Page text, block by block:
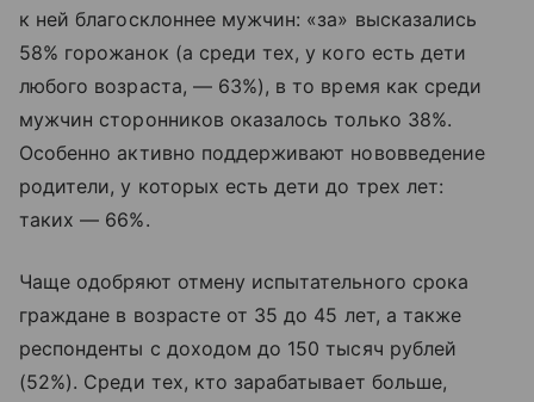
к ней благосклоннее мужчин: «за» высказались
58% горожанок (а среди тех, у кого есть дети
любого возраста, — 63%), в то время как среди
мужчин сторонников оказалось только 38%.
Особенно активно поддерживают нововведение
родители, у которых есть дети до трех лет:
таких — 66%.
Чаще одобряют отмену испытательного срока
граждане в возрасте от 35 до 45 лет, а также
респонденты с доходом до 150 тысяч рублей
(52%). Среди тех, кто зарабатывает больше,